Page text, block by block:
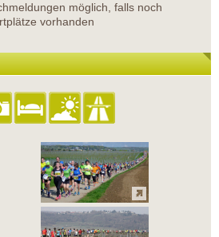
möglich, falls noch
vorhanden